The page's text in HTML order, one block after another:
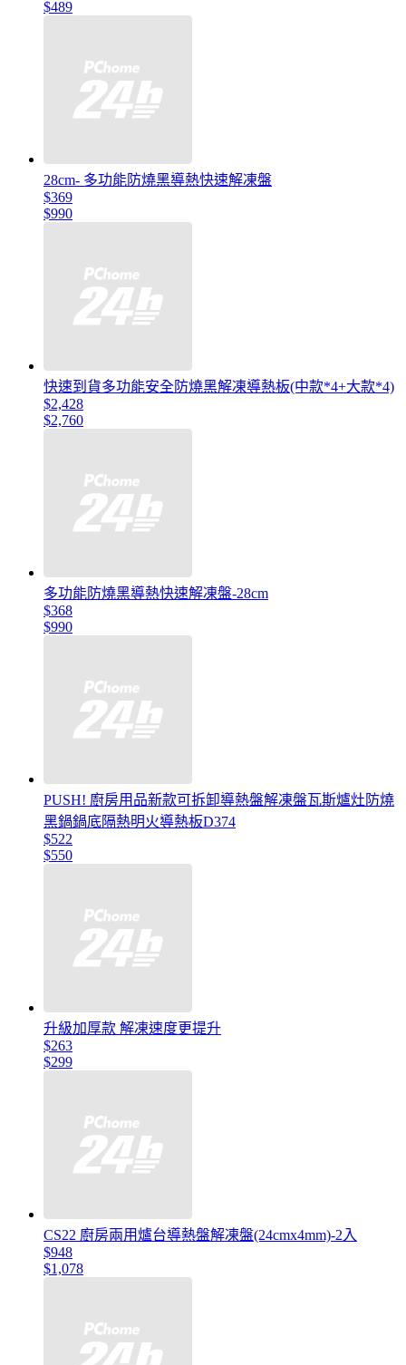
$489
28cm- 多功能防燒黑導熱快速解凍盤
$369
$990
快速到貨多功能安全防燒黑解凍導熱板(中款*4+大款*4)
$2,428
$2,760
多功能防燒黑導熱快速解凍盤-28cm
$368
$990
PUSH! 廚房用品新款可拆卸導熱盤解凍盤瓦斯爐灶防燒
黑鍋鍋底隔熱明火導熱板D374
$522
$550
升級加厚款 解凍速度更提升
$263
$299
CS22 廚房兩用爐台導熱盤解凍盤(24cmx4mm)-2入
$948
$1,078